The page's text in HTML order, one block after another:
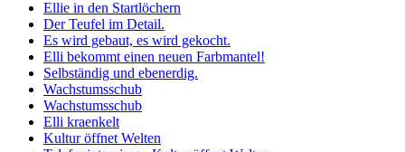
Ellie in den Startlöchern
Der Teufel im Detail.
Es wird gebaut, es wird gekocht.
Elli bekommt einen neuen Farbmantel!
Selbständig und ebenerdig.
Wachstumsschub
Wachstumsschub
Elli kraenkelt
Kultur öffnet Welten